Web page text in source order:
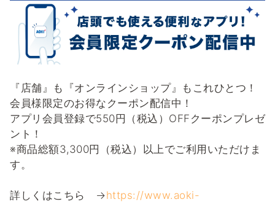
『店舗』も『オンラインショップ』もこれひとつ！
会員様限定のお得なクーポン配信中！
アプリ会員登録で550円（税込）OFFクーポンプレゼ
ント！
※商品総額3,300円（税込）以上でご利用いただけま
す。
詳しくはこちら →https://www.aoki-